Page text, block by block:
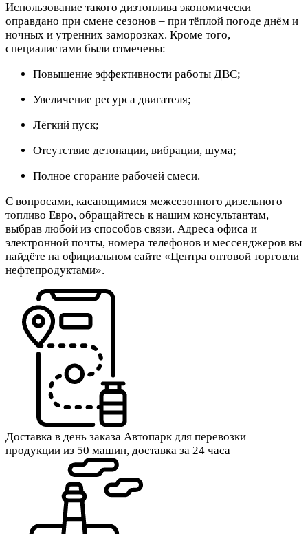
Использование такого дизтоплива экономически
оправдано при смене сезонов – при тёплой погоде днём и
ночных и утренних заморозках. Кроме того,
специалистами были отмечены:
Повышение эффективности работы ДВС;
Увеличение ресурса двигателя;
Лёгкий пуск;
Отсутствие детонации, вибрации, шума;
Полное сгорание рабочей смеси.
С вопросами, касающимися межсезонного дизельного
топливо Евро, обращайтесь к нашим консультантам,
выбрав любой из способов связи. Адреса офиса и
электронной почты, номера телефонов и мессенджеров вы
найдёте на официальном сайте «Центра оптовой торговли
нефтепродуктами».
Доставка в день заказа Автопарк для перевозки
продукции из 50 машин, доставка за 24 часа